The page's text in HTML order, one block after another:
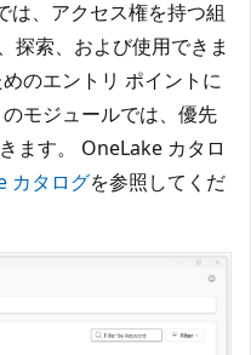
は、アクセス権を持つ組
探索、および使用できま
のエントリ ポイントに
モジュールでは、優先
ます。 OneLake カタロ
カタログを参照してくだ